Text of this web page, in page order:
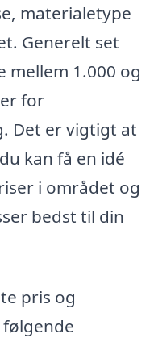
materialetype
Generelt set
mellem 1.000 og
for
Det er vigtigt at
kan få en idé
i området og
bedst til din
pris og